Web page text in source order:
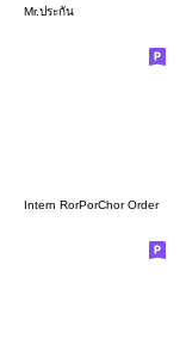
Mr.ประกัน
Intern RorPorChor Order